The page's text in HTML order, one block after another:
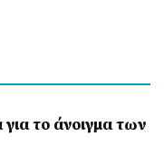
το άνοιγμα των